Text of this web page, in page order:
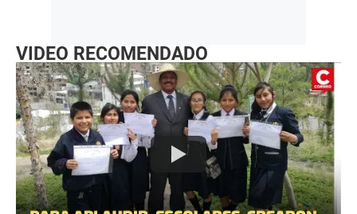
VIDEO RECOMENDADO